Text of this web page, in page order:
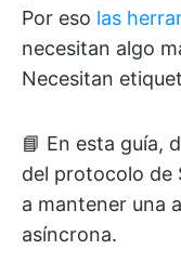
Por eso las
necesitan algo
Necesitan
📘 En esta guía,
del protocolo de
a mantener una
asíncrona.